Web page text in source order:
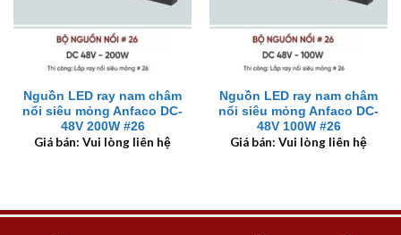
Nguồn LED ray nam châm
nổi siêu mỏng Anfaco DC-
48V 200W #26
Giá bán: Vui lòng liên hệ
Nguồn LED ray nam châm
nổi siêu mỏng Anfaco DC-
48V 100W #26
Giá bán: Vui lòng liên hệ